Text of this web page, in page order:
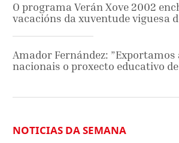
O programa Verán Xove 2002
vacacións da xuventude viguesa
Amador Fernández: ”Exportamos
nacionais o proxecto educativo de
NOTICIAS DA SEMANA